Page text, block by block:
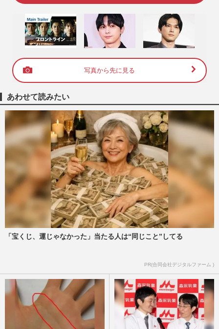
写真から先に見る
あわせて読みたい
「宝くじ、運じゃなかった」当たる人は“同じこと”してる
PR(合同会社デジタルファーム )